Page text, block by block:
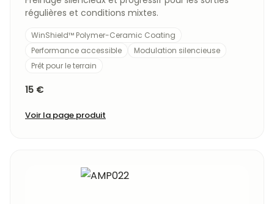
régulières et conditions mixtes.
WinShield™ Polymer-Ceramic Coating
Performance accessible
Modulation silencieuse
Prêt pour le terrain
15 €
Voir la page produit